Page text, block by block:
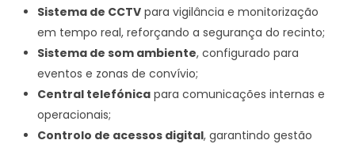
Sistema de CCTV para vigilância e monitorização
em tempo real, reforçando a segurança do recinto;
Sistema de som ambiente, configurado para
eventos e zonas de convívio;
Central telefónica para comunicações internas e
operacionais;
Controlo de acessos digital, garantindo gestão